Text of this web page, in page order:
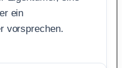
ein
vorsprechen.